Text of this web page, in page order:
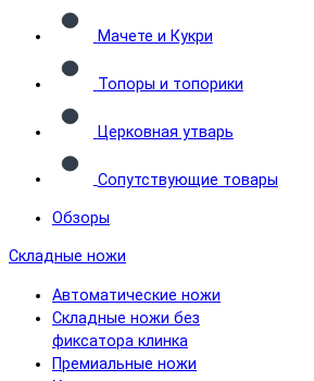
Мачете и Кукри
Топоры и топорики
Церковная утварь
Сопутствующие товары
Обзоры
Складные ножи
Автоматические ножи
Складные ножи без
фиксатора клинка
Премиальные ножи